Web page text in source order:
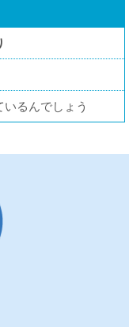
るんでしょう